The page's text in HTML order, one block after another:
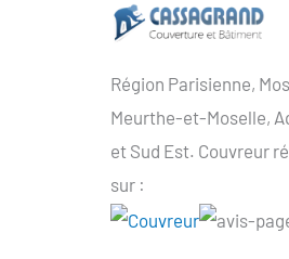
Région Parisienne,
Meurthe-et-Moselle,
et Sud Est. Couvreur
sur :